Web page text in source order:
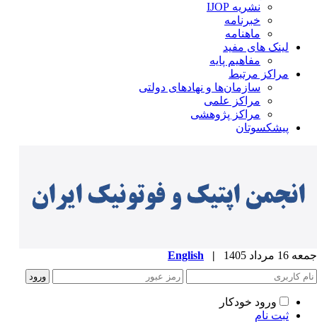
نشریه IJOP
خبرنامه
ماهنامه
لینک های مفید
مفاهیم پایه
مراکز مرتبط
سازمان‌ها و نهادهای دولتی
مراکز علمی
مراکز پژوهشی
پیشکسوتان
مرداد 1405 |
English
ورود خودکار
ثبت نام